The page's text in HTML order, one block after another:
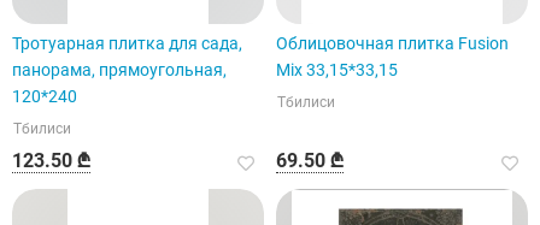
Тротуарная плитка для сада,
панорама, прямоугольная,
120*240
Тбилиси
123.50 ₾
Облицовочная плитка Fusion
Mix 33,15*33,15
Тбилиси
69.50 ₾